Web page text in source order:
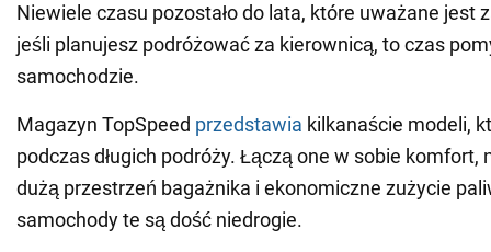
Niewiele czasu pozostało do lata, które uważane jest
jeśli planujesz podróżować za kierownicą, to czas
samochodzie.
Magazyn TopSpeed przedstawia kilkanaście modeli,
podczas długich podróży. Łączą one w sobie komfort,
dużą przestrzeń bagażnika i ekonomiczne zużycie
samochody te są dość niedrogie.